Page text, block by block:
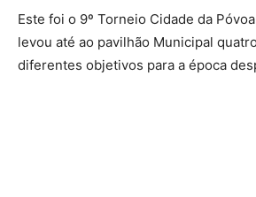
Este foi o 9º Torneio Cidade da
levou até ao pavilhão Municipal
diferentes objetivos para a época